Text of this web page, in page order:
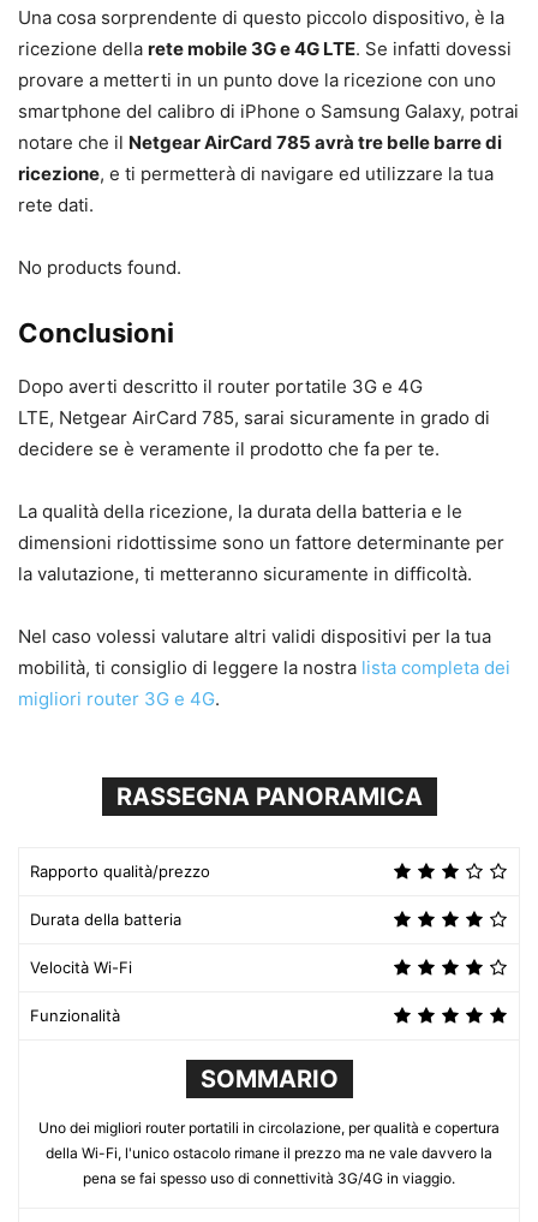
Una cosa sorprendente di questo piccolo dispositivo, è la
ricezione della rete mobile 3G e 4G LTE. Se infatti dovessi
provare a metterti in un punto dove la ricezione con uno
smartphone del calibro di iPhone o Samsung Galaxy, potrai
notare che il Netgear AirCard 785 avrà tre belle barre di
ricezione, e ti permetterà di navigare ed utilizzare la tua
rete dati.
No products found.
Conclusioni
Dopo averti descritto il router portatile 3G e 4G
LTE, Netgear AirCard 785, sarai sicuramente in grado di
decidere se è veramente il prodotto che fa per te.
La qualità della ricezione, la durata della batteria e le
dimensioni ridottissime sono un fattore determinante per
la valutazione, ti metteranno sicuramente in difficoltà.
Nel caso volessi valutare altri validi dispositivi per la tua
mobilità, ti consiglio di leggere la nostra lista completa dei
migliori router 3G e 4G.
RASSEGNA PANORAMICA
Rapporto qualità/prezzo
Durata della batteria
Velocità Wi-Fi
Funzionalità
SOMMARIO
Uno dei migliori router portatili in circolazione, per qualità e copertura
della Wi-Fi, l'unico ostacolo rimane il prezzo ma ne vale davvero la
pena se fai spesso uso di connettività 3G/4G in viaggio.